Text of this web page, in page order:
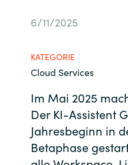
Karriere
Channel
6/11/2025
KATEGORIE
Cloud Services
Im Mai 2025
Der KI-Assistent
Jahresbeginn in
Betaphase